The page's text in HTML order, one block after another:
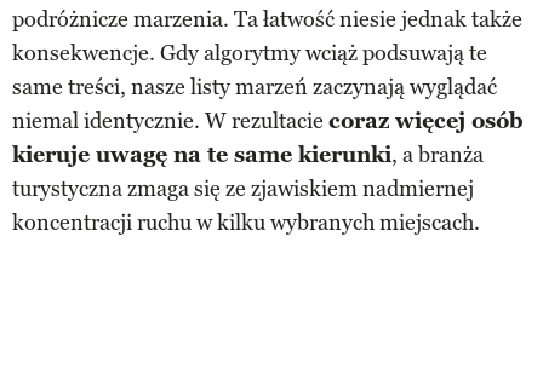
podróżnicze marzenia. Ta łatwość niesie jednak także
konsekwencje. Gdy algorytmy wciąż podsuwają te
same treści, nasze listy marzeń zaczynają wyglądać
niemal identycznie. W rezultacie coraz więcej osób
kieruje uwagę na te same kierunki, a branża
turystyczna zmaga się ze zjawiskiem nadmiernej
koncentracji ruchu w kilku wybranych miejscach.